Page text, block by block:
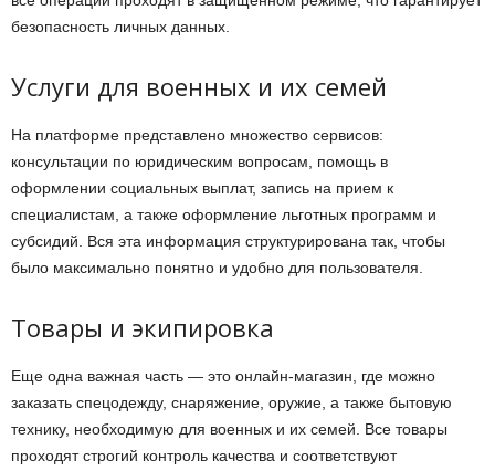
безопасность личных данных.
Услуги для военных и их семей
На платформе представлено множество сервисов:
консультации по юридическим вопросам, помощь в
оформлении социальных выплат, запись на прием к
специалистам, а также оформление льготных программ и
субсидий. Вся эта информация структурирована так, чтобы
было максимально понятно и удобно для пользователя.
Товары и экипировка
Еще одна важная часть — это онлайн-магазин, где можно
заказать спецодежду, снаряжение, оружие, а также бытовую
технику, необходимую для военных и их семей. Все товары
проходят строгий контроль качества и соответствуют